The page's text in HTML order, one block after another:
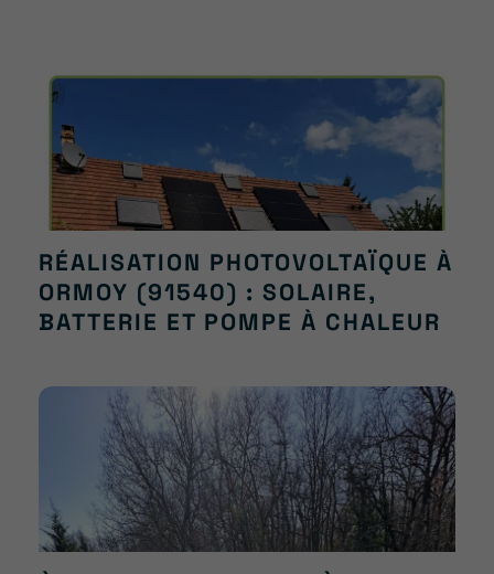
RÉALISATION PHOTOVOLTAÏQUE À
ORMOY (91540) : SOLAIRE,
BATTERIE ET POMPE À CHALEUR